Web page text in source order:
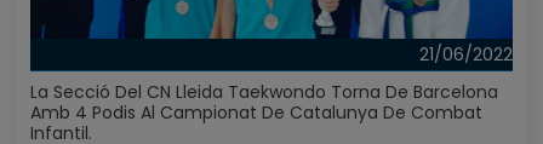
21/06/2022
La Secció Del CN Lleida Taekwondo Torna De Barcelona
Amb 4 Podis Al Campionat De Catalunya De Combat
Infantil.